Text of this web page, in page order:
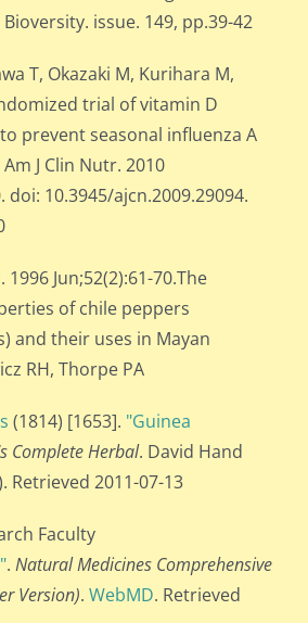
issue. 149, pp.39-42.
T, Okazaki M, Kurihara M,
trial of vitamin D
prevent seasonal influenza A
J Clin Nutr. 2010
doi: 10.3945/ajcn.2009.29094.
Jun;52(2):61-70.The
of chile peppers
and their uses in Mayan
RH, Thorpe PA.
(1814) [1653]. "Guinea
Complete Herbal. David Hand
2011-07-13.
Faculty
. Natural Medicines Comprehensive
Version). WebMD. Retrieved